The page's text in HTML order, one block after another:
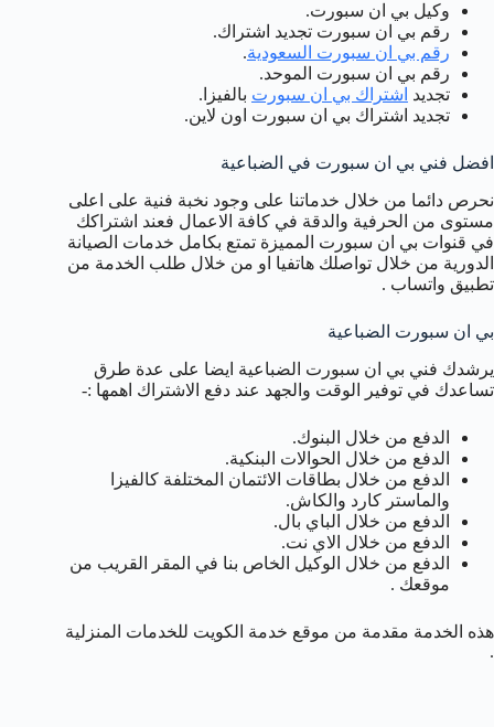
وكيل بي ان سبورت.
رقم بي ان سبورت تجديد اشتراك.
رقم بي ان سبورت السعودية.
رقم بي ان سبورت الموحد.
تجديد اشتراك بي ان سبورت بالفيزا.
تجديد اشتراك بي ان سبورت اون لاين.
افضل فني بي ان سبورت في الضباعية
نحرص دائما من خلال خدماتنا على وجود نخبة فنية على اعلى
مستوى من الحرفية والدقة في كافة الاعمال فعند اشتراكك
في قنوات بي ان سبورت المميزة تمتع بكامل خدمات الصيانة
الدورية من خلال تواصلك هاتفيا او من خلال طلب الخدمة من
تطبيق واتساب .
بي ان سبورت الضباعية
يرشدك فني بي ان سبورت الضباعية ايضا على عدة طرق
تساعدك في توفير الوقت والجهد عند دفع الاشتراك اهمها :-
الدفع من خلال البنوك.
الدفع من خلال الحوالات البنكية.
الدفع من خلال بطاقات الائتمان المختلفة كالفيزا
والماستر كارد والكاش.
الدفع من خلال الباي بال.
الدفع من خلال الاي نت.
الدفع من خلال الوكيل الخاص بنا في المقر القريب من
موقعك .
هذه الخدمة مقدمة من موقع خدمة الكويت للخدمات المنزلية
.